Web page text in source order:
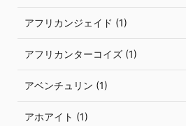
アフリカンジェイド (1)
アフリカンターコイズ (1)
アベンチュリン (1)
アホアイト (1)